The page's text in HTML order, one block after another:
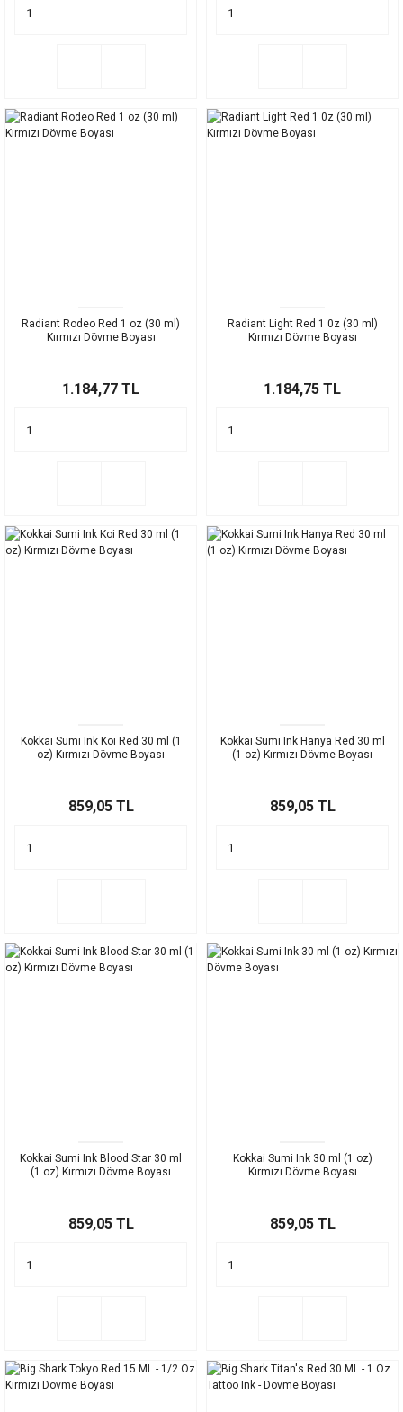
Radiant Rodeo Red 1 oz (30 ml)
Kırmızı Dövme Boyası
1.184,77 TL
Radiant Light Red 1 0z (30 ml)
Kırmızı Dövme Boyası
1.184,75 TL
Kokkai Sumi Ink Koi Red 30 ml (1
oz) Kırmızı Dövme Boyası
859,05 TL
Kokkai Sumi Ink Hanya Red 30 ml
(1 oz) Kırmızı Dövme Boyası
859,05 TL
Kokkai Sumi Ink Blood Star 30 ml
(1 oz) Kırmızı Dövme Boyası
859,05 TL
Kokkai Sumi Ink 30 ml (1 oz)
Kırmızı Dövme Boyası
859,05 TL